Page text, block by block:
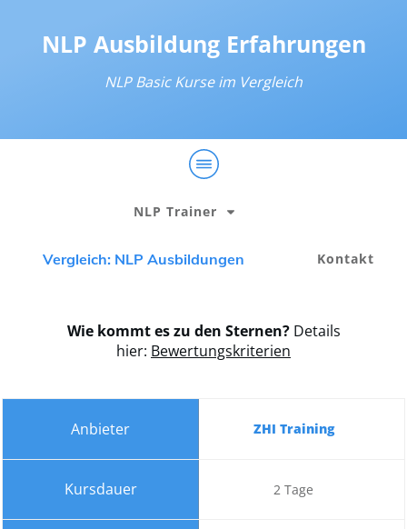
NLP Ausbildung Erfahrungen
NLP Basic Kurse im Vergleich
NLP Trainer
Vergleich: NLP Ausbildungen Kontakt
Wie kommt es zu den Sternen?Details
hier: Bewertungskriterien
ZHI Training
2 Tage